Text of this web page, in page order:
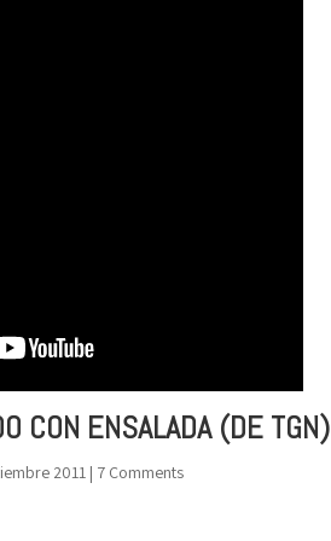
CON ENSALADA (DE TGN)
2011| 7 Comments